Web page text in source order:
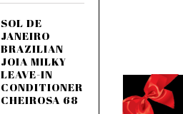
SOL DE
JANEIRO
BRAZILIAN
JOIA MILKY
LEAVE-IN
CONDITIONER
CHEIROSA 68